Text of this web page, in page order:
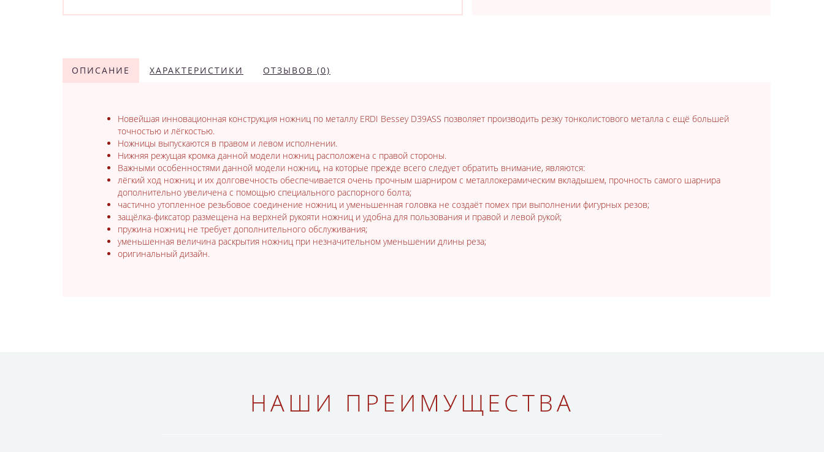
ОПИСАНИЕ ХАРАКТЕРИСТИКИ ОТЗЫВОВ (0)
Новейшая инновационная конструкция ножниц по металлу ERDI Bessey D39ASS позволяет производить резку тонколистового металла с ещё большей
точностью и лёгкостью.
Ножницы выпускаются в правом и левом исполнении.
Нижняя режущая кромка данной модели ножниц расположена с правой стороны.
Важными особенностями данной модели ножниц, на которые прежде всего следует обратить внимание, являются:
лёгкий ход ножниц и их долговечность обеспечивается очень прочным шарниром с металлокерамическим вкладышем, прочность самого шарнира
дополнительно увеличена с помощью специального распорного болта;
частично утопленное резьбовое соединение ножниц и уменьшенная головка не создаёт помех при выполнении фигурных резов;
защёлка-фиксатор размещена на верхней рукояти ножниц и удобна для пользования и правой и левой рукой;
пружина ножниц не требует дополнительного обслуживания;
уменьшенная величина раскрытия ножниц при незначительном уменьшении длины реза;
оригинальный дизайн.
НАШИ ПРЕИМУЩЕСТВА